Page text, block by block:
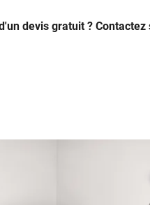
devis gratuit ?